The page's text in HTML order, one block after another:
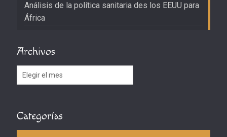
Análisis de la política sanitaria des los EEUU para
África
Archivos
Archivos
Categorías